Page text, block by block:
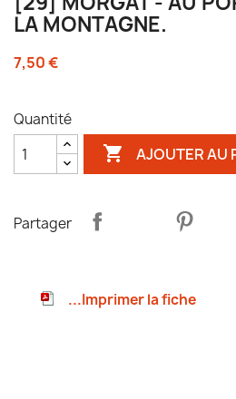
LA MONTAGNE.
7,50 €
Quantité
 AJOUTER AU
Partager
...Imprimer la fiche